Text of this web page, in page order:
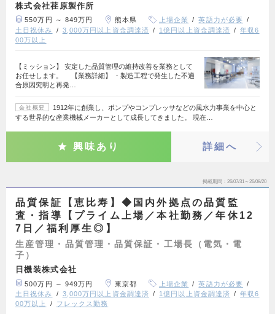
株式会社荏原製作所
550万円 ～ 849万円 熊本県 上場企業
英語力が必要
土日祝休み
3,000万円以上資金調達済 1億円以上資金調達済
年収6
00万以上
【ミッション】 安定した品質管理の維持改善を業務として
お任せします。 【業務詳細】 ・製造工程で発生した不適
合原因究明と再発…
会社概要
1912年に創業し、ポンプやコンプレッサなどの風水力事業を中心と
する世界的な産業機械メーカーとして成長してきました。 現在…
興味あり 詳細へ
掲載期間 26/07/31～26/08/20
品質保証【恵比寿】◆国内外拠点の品質監
査・指導【プライム上場／本社勤務／年休12
7日／福利厚生◎】
生産管理・品質管理・品質保証・工場長（電気・電
子）
日機装株式会社
500万円 ～ 949万円 東京都 上場企業
英語力が必要
土日祝休み
3,000万円以上資金調達済 1億円以上資金調達済
年収6
00万以上
フレックス勤務